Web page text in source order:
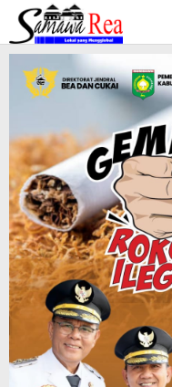
Lewati
konten